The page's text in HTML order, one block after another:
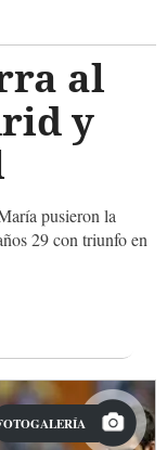
al
y
pusieron la
29 con triunfo en